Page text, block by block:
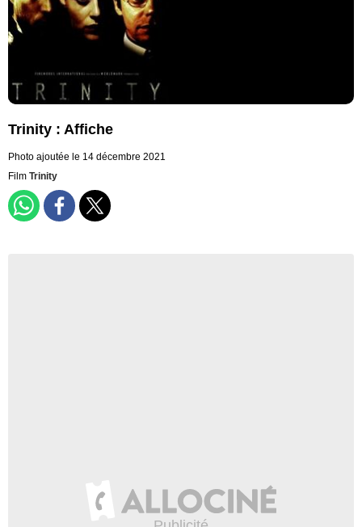
Trinity : Affiche
Photo ajoutée le 14 décembre 2021
Film Trinity